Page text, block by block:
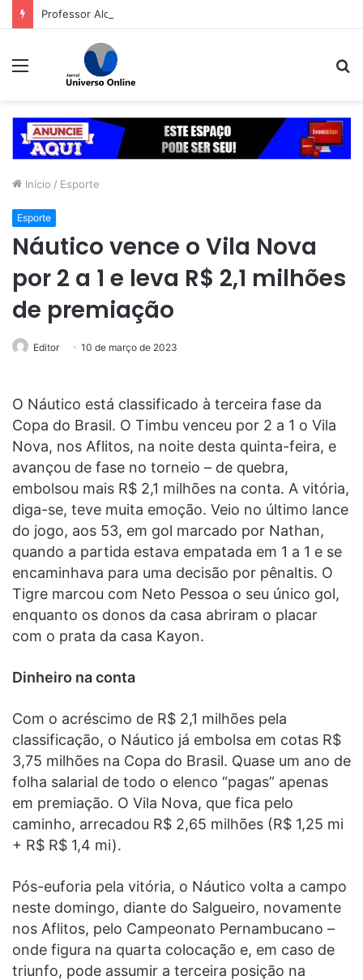
Menu
Início / Esporte
Esporte
Náutico vence o Vila Nova
por 2 a 1 e leva R$ 2,1 milhões
de premiação
Editor 10 de março de 2023
O Náutico está classificado à terceira fase da
Copa do Brasil. O Timbu venceu por 2 a 1 o Vila
Nova, nos Aflitos, na noite desta quinta-feira, e
avançou de fase no torneio – de quebra,
embolsou mais R$ 2,1 milhões na conta. A vitória,
diga-se, teve muita emoção. Veio no último lance
do jogo, aos 53, em gol marcado por Nathan,
quando a partida estava empatada em 1 a 1 e se
encaminhava para uma decisão por pênaltis. O
Tigre marcou com Neto Pessoa o seu único gol,
enquanto os donos da casa abriram o placar
com o prata da casa Kayon.
Dinheiro na conta
Com o acréscimo de R$ 2,1 milhões pela
classificação, o Náutico já embolsa em cotas R$
3,75 milhões na Copa do Brasil. Quase um ano de
folha salarial de todo o elenco “pagas” apenas
em premiação. O Vila Nova, que fica pelo
caminho, arrecadou R$ 2,65 milhões (R$ 1,25 mi
+ R$ R$ 1,4 mi).
Pós-euforia pela vitória, o Náutico volta a campo
neste domingo, diante do Salgueiro, novamente
nos Aflitos, pelo Campeonato Pernambucano –
onde figura na quarta colocação e, em caso de
triunfo, pode assumir a terceira posição na